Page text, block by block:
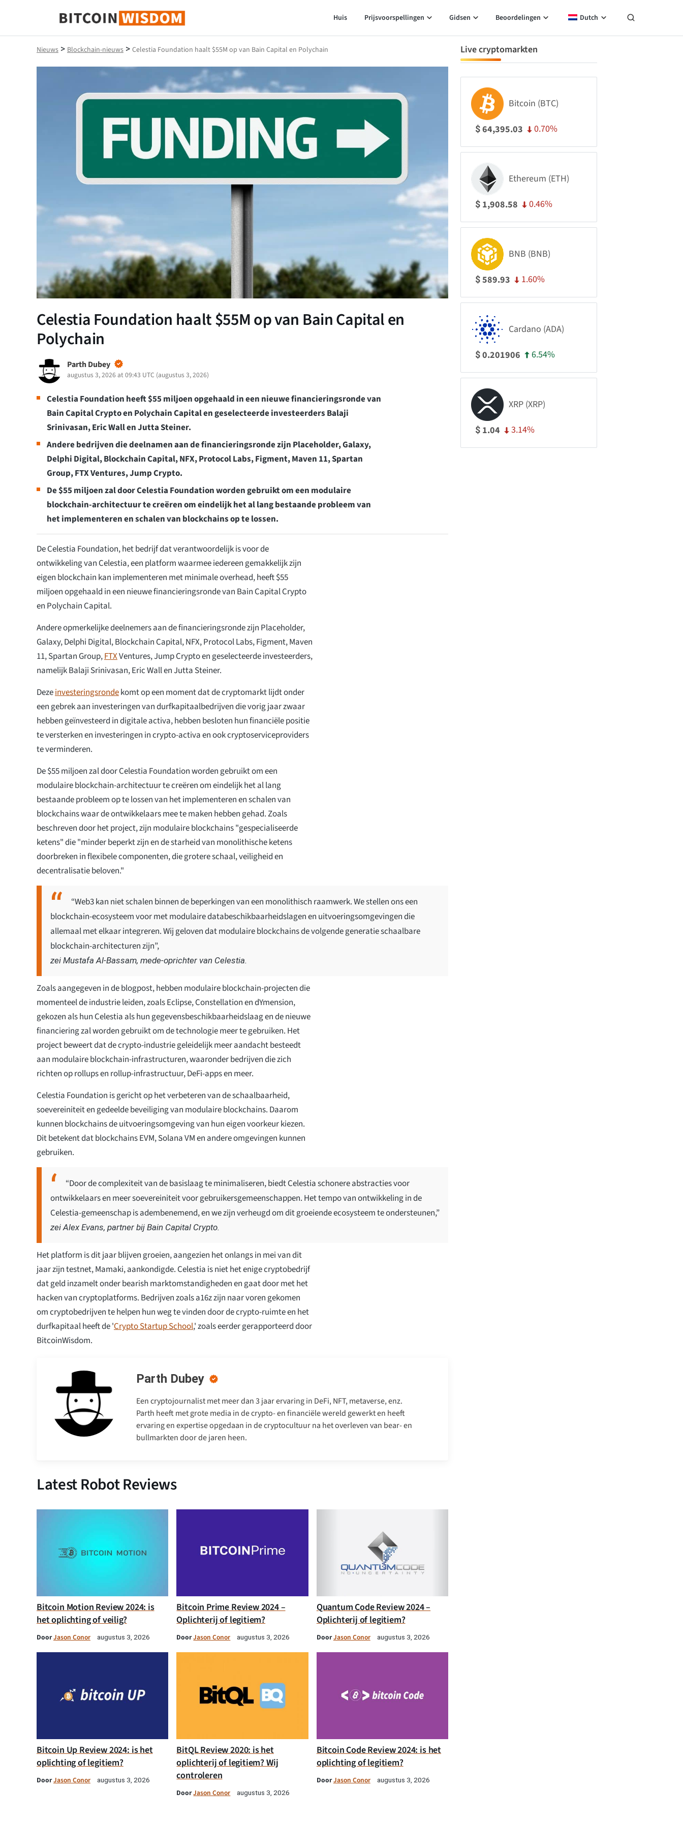
Bitcoin-wijsheid
Huis Prijsvoorspellingen Gidsen Beoordelingen Dutch
Nieuws > Blockchain-nieuws > Celestia Foundation haalt $55M op van Bain Capital en Polychain
Celestia Foundation haalt $55M op van Bain Capital en
Polychain
Parth Dubey
augustus 3, 2026 at 09:43 UTC (augustus 3, 2026)
Celestia Foundation heeft $55 miljoen opgehaald in een nieuwe financieringsronde van
Bain Capital Crypto en Polychain Capital en geselecteerde investeerders Balaji
Srinivasan, Eric Wall en Jutta Steiner.
Andere bedrijven die deelnamen aan de financieringsronde zijn Placeholder, Galaxy,
Delphi Digital, Blockchain Capital, NFX, Protocol Labs, Figment, Maven 11, Spartan
Group, FTX Ventures, Jump Crypto.
De $55 miljoen zal door Celestia Foundation worden gebruikt om een modulaire
blockchain-architectuur te creëren om eindelijk het al lang bestaande probleem van
het implementeren en schalen van blockchains op te lossen.
De Celestia Foundation, het bedrijf dat verantwoordelijk is voor de
ontwikkeling van Celestia, een platform waarmee iedereen gemakkelijk zijn
eigen blockchain kan implementeren met minimale overhead, heeft $55
miljoen opgehaald in een nieuwe financieringsronde van Bain Capital Crypto
en Polychain Capital.
Andere opmerkelijke deelnemers aan de financieringsronde zijn Placeholder,
Galaxy, Delphi Digital, Blockchain Capital, NFX, Protocol Labs, Figment, Maven
11, Spartan Group,FTXVentures, Jump Crypto en geselecteerde investeerders,
namelijk Balaji Srinivasan, Eric Wall en Jutta Steiner.
Dezeinvesteringsrondekomt op een moment dat de cryptomarkt lijdt onder
een gebrek aan investeringen van durfkapitaalbedrijven die vorig jaar zwaar
hebben geïnvesteerd in digitale activa, hebben besloten hun financiële positie
te versterken en investeringen in crypto-activa en ook cryptoserviceproviders
te verminderen.
De $55 miljoen zal door Celestia Foundation worden gebruikt om een
modulaire blockchain-architectuur te creëren om eindelijk het al lang
bestaande probleem op te lossen van het implementeren en schalen van
blockchains waar de ontwikkelaars mee te maken hebben gehad. Zoals
beschreven door het project, zijn modulaire blockchains "gespecialiseerde
ketens" die "minder beperkt zijn en de starheid van monolithische ketens
doorbreken in flexibele componenten, die grotere schaal, veiligheid en
decentralisatie beloven."
“Web3 kan niet schalen binnen de beperkingen van een monolithisch raamwerk. We stellen ons een
blockchain-ecosysteem voor met modulaire databeschikbaarheidslagen en uitvoeringsomgevingen die
allemaal met elkaar integreren. Wij geloven dat modulaire blockchains de volgende generatie schaalbare
blockchain-architecturen zijn”,
zei Mustafa Al-Bassam, mede-oprichter van Celestia.
Zoals aangegeven in de blogpost, hebben modulaire blockchain-projecten die
momenteel de industrie leiden, zoals Eclipse, Constellation en dYmension,
gekozen als hun Celestia als hun gegevensbeschikbaarheidslaag en de nieuwe
financiering zal worden gebruikt om de technologie meer te gebruiken. Het
project beweert dat de crypto-industrie geleidelijk meer aandacht besteedt
aan modulaire blockchain-infrastructuren, waaronder bedrijven die zich
richten op rollups en rollup-infrastructuur, DeFi-apps en meer.
Celestia Foundation is gericht op het verbeteren van de schaalbaarheid,
soevereiniteit en gedeelde beveiliging van modulaire blockchains. Daarom
kunnen blockchains de uitvoeringsomgeving van hun eigen voorkeur kiezen.
Dit betekent dat blockchains EVM, Solana VM en andere omgevingen kunnen
gebruiken.
“Door de complexiteit van de basislaag te minimaliseren, biedt Celestia schonere abstracties voor
ontwikkelaars en meer soevereiniteit voor gebruikersgemeenschappen. Het tempo van ontwikkeling in de
Celestia-gemeenschap is adembenemend, en we zijn verheugd om dit groeiende ecosysteem te ondersteunen,”
zei Alex Evans, partner bij Bain Capital Crypto.
Het platform is dit jaar blijven groeien, aangezien het onlangs in mei van dit
jaar zijn testnet, Mamaki, aankondigde. Celestia is niet het enige cryptobedrijf
dat geld inzamelt onder bearish marktomstandigheden en gaat door met het
hacken van cryptoplatforms. Bedrijven zoals a16z zijn naar voren gekomen
om cryptobedrijven te helpen hun weg te vinden door de crypto-ruimte en het
durfkapitaal heeft de 'Crypto Startup School,' zoals eerder gerapporteerd door
BitcoinWisdom.
Parth Dubey
Een cryptojournalist met meer dan 3 jaar ervaring in DeFi, NFT, metaverse, enz.
Parth heeft met grote media in de crypto- en financiële wereld gewerkt en heeft
ervaring en expertise opgedaan in de cryptocultuur na het overleven van bear- en
bullmarkten door de jaren heen.
Latest Robot Reviews
Bitcoin Motion Review 2024: is
het oplichting of veilig?
DoorJason Conor augustus 3, 2026
Bitcoin Prime Review 2024 –
Oplichterij of legitiem?
DoorJason Conor augustus 3, 2026
Quantum Code Review 2024 –
Oplichterij of legitiem?
DoorJason Conor augustus 3, 2026
Bitcoin Up Review 2024: is het
oplichting of legitiem?
DoorJason Conor augustus 3, 2026
BitQL Review 2020: is het
oplichterij of legitiem? Wij
controleren
DoorJason Conor augustus 3, 2026
Bitcoin Code Review 2024: is het
oplichting of legitiem?
DoorJason Conor augustus 3, 2026
Live cryptomarkten
Bitcoin (BTC)
$64,395.03 0.70%
Ethereum (ETH)
$ 1,908.58 0.46%
BNB (BNB)
$589.93 1.60%
Cardano (ADA)
$0.201906 6.54%
XRP (XRP)
$ 1.04 3.14%